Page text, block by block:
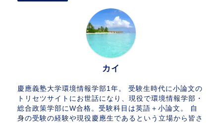
カイ
慶應義塾大学環境情報学部1年。 受験生時代に小論文の
トリセツサイトにお世話になり、現役で環境情報学部・
総合政策学部にW合格。受験科目は英語＋小論文。 自
身の受験の経験や現役慶應生であるという立場から皆さ